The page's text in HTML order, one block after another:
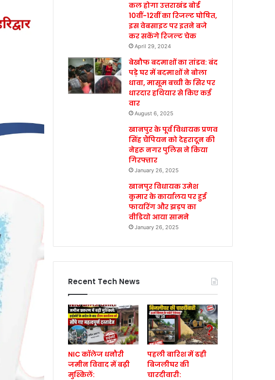
कल होगा उत्तराखंड बोर्ड
10वीं-12वीं का रिजल्ट घोषित,
इस वेबसाइट पर इतने बजे
कर सकेंगे रिजल्ट चेक
April 29, 2024
बेखौफ बदमाशों का तांडव: बंद
पड़े घर में बदमाशों ने बोला
धावा, मासूम बच्ची के सिर पर
धारदार हथियार से किए कई
वार
August 6, 2025
खानपुर के पूर्व विधायक प्रणव
सिंह चैंपियन को देहरादून की
नेहरू नगर पुलिस ने किया
गिरफ्तार
January 26, 2025
खानपुर विधायक उमेश
कुमार के कार्यालय पर हुई
फायरिंग और झड़प का
वीडियो आया सामने
January 26, 2025
Recent Tech News
NIC कॉलेज धनौरी
जमीन विवाद में बढ़ी
मुश्किलें:
पहली बारिश में ढही
बिजलीघर की
चारदीवारी: